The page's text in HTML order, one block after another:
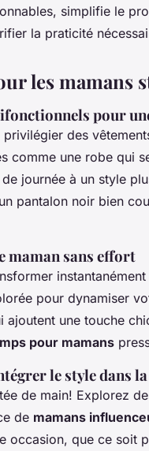
simplifie le
la praticité
les mamans
pour
privilégier des
comme une robe qui
journée à un style
pantalon noir bien
maman sans effort
pour dynamiser
ajoutent une touche
pour mamans
le style dans
de main! Explorez
de mamans
occasion, que ce soit